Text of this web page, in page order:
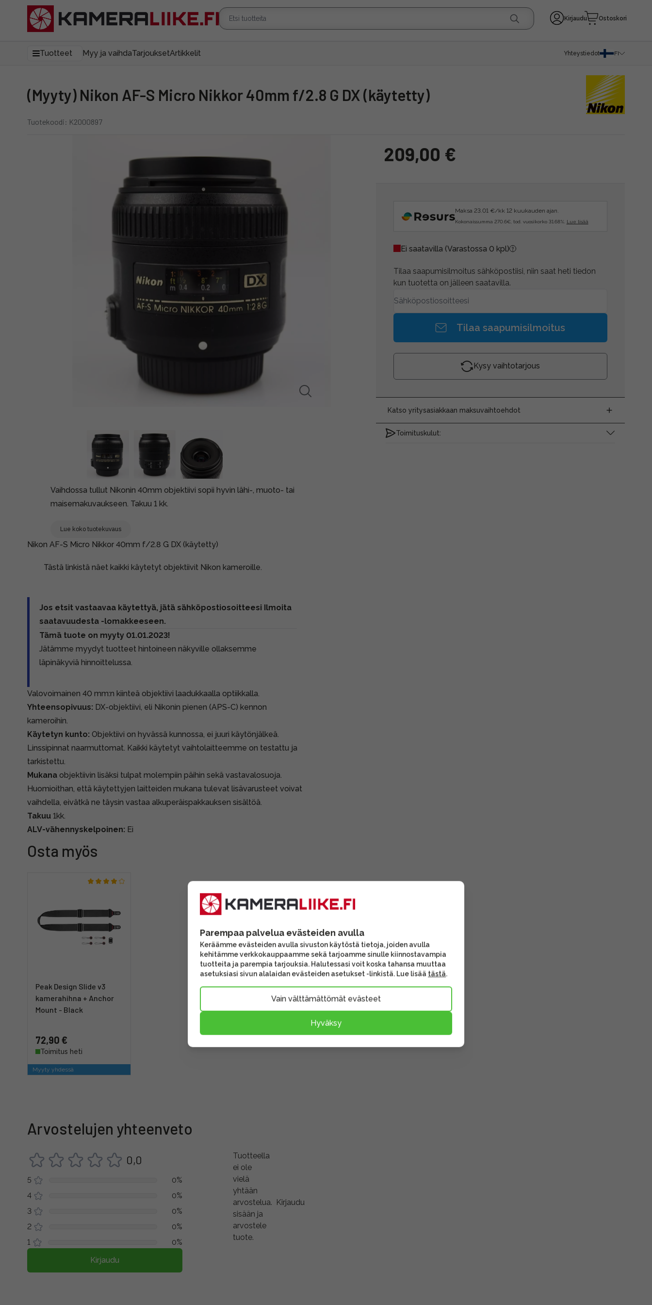
Kirjaudu Ostoskori
Tuotteet Myy ja vaihdaTarjouksetArtikkelit Yhteystiedot FI
(Myyty) Nikon AF-S Micro Nikkor 40mm f/2.8 G DX (käytetty)
Tuotekoodi: K2000897
Vaihdossa tullut Nikonin 40mm objektiivi sopii hyvin lähi-, muoto- tai
maisemakuvaukseen. Takuu 1 kk.
Lue koko tuotekuvaus
209,00 €
Maksa 23.01 €/kk 12 kuukauden ajan.
Kokonaissumma 270.6€, tod. vuosikorko 31.68%. Lue lisää
Ei saatavilla (Varastossa 0 kpl)
Tilaa saapumisilmoitus sähköpostiisi, niin saat heti tiedon
kun tuotetta on jälleen saatavilla.
Tilaa saapumisilmoitus
Kysy vaihtotarjous
Katso yritysasiakkaan maksuvaihtoehdot
Toimituskulut:
Nikon AF-S Micro Nikkor 40mm f/2.8 G DX (käytetty)
Tästä linkistä näet kaikki käytetyt objektiivit Nikon kameroille.
Jos etsit vastaavaa käytettyä, jätä sähköpostiosoitteesi Ilmoita
saatavuudesta -lomakkeeseen.
Tämä tuote on myyty 01.01.2023!
Jätämme myydyt tuotteet hintoineen näkyville ollaksemme
läpinäkyviä hinnoittelussa.
Valovoimainen 40 mm:n kiinteä objektiivi laadukkaalla optiikkalla.
Yhteensopivuus: DX-objektiivi, eli Nikonin pienen (APS-C) kennon
kameroihin.
Käytetyn kunto: Objektiivi on hyvässä kunnossa, ei juuri käytönjälkeä.
Linssipinnat naarmuttomat. Kaikki käytetyt vaihtolaitteemme on testattu ja
tarkistettu.
Mukana objektiivin lisäksi tulpat molempiin päihin sekä vastavalosuoja.
Huomioithan, että käytettyjen laitteiden mukana tulevat lisävarusteet voivat
vaihdella, eivätkä ne täysin vastaa alkuperäispakkauksen sisältöä.
Takuu 1kk.
ALV-vähennyskelpoinen: Ei
Osta myös
Peak Design Slide v3
kamerahihna + Anchor
Mount - Black
72,90 €
Toimitus heti
Myyty yhdessä
Arvostelujen yhteenveto
0,0
5
0%
4
0%
3
0%
2
0%
1
0%
Kirjaudu
Tuotteella
ei ole
vielä
yhtään
arvostelua. Kirjaudu
sisään ja
arvostele
tuote.
Parempaa palvelua evästeiden avulla
Keräämme evästeiden avulla sivuston käytöstä tietoja, joiden avulla
kehitämme verkkokauppaamme sekä tarjoamme sinulle kiinnostavampia
tuotteita ja parempia tarjouksia. Halutessasi voit koska tahansa muuttaa
asetuksiasi sivun alalaidan evästeiden asetukset -linkistä. Lue lisää tästä.
Vain välttämättömät evästeet
Hyväksy